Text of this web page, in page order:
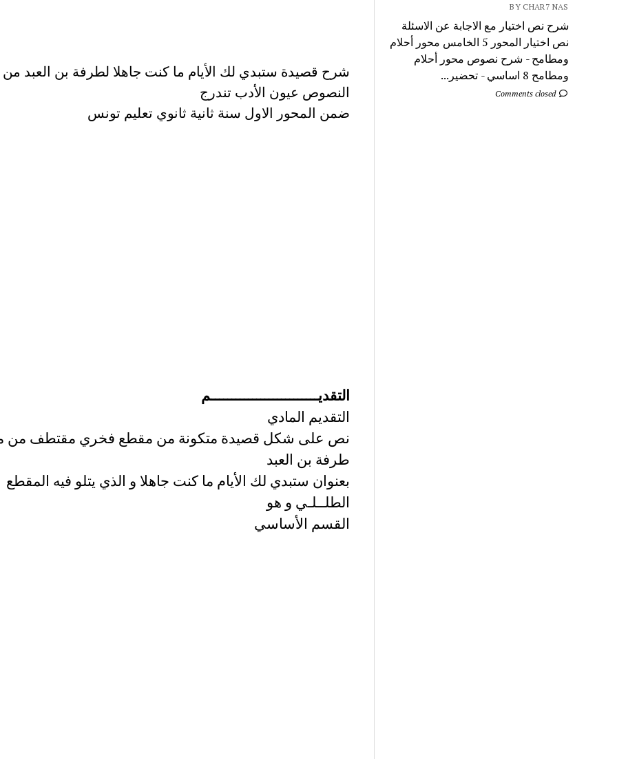
BY CHAR7 NAS
شرح نص اختيار مع الاجابة عن الاسئلة
نص اختيار المحور 5 الخامس محور أحلام
ومطامح - شرح نصوص محور أحلام
ومطامح 8 اساسي - تحضير...
Comments closed
شرح قصيدة ستبدي لك الأيام ما كنت جاهلا لطرفة بن العبد
النصوص عيون الأدب تندرج
ضمن المحور الاول سنة ثانية ثانوي تعليم تونس
التقديــــــــــــــــــــــــــم
التقديم المادي
نص على شكل قصيدة متكونة من مقطع فخري مقتطف من
طرفة بن العبد
بعنوان ستبدي لك الأيام ما كنت جاهلا و الذي يتلو فيه المقطع
الطلــلـي و هو
القسم الأساسي